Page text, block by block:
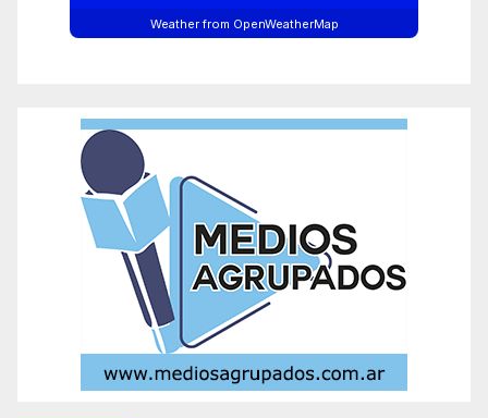
Weather from OpenWeatherMap